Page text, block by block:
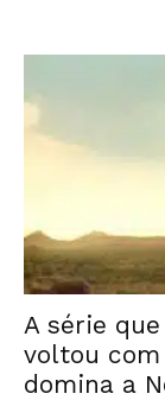
A série
voltou
domina a